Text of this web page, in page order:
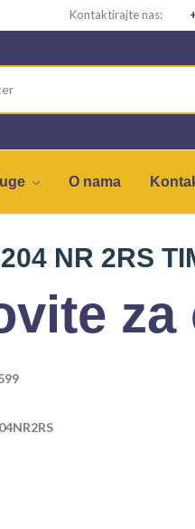
Kontaktirajte nas:
O nama
NR 2RS
za